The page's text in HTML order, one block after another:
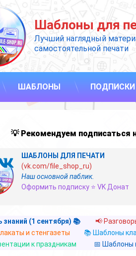
Шаблоны для
Лучший наглядный
самостоятельной печати
ШАБЛОНЫ ПОДПИСКИ
💡 Рекомендуем подписаться
ШАБЛОНЫ ДЛЯ ПЕЧАТИ
(vk.com/file_shop_ru)
Наш основной паблик.
Оформить подписку ⭐ VK Донат
знаний (1 сентября) 📚 📢
и стенгазеты
📚 Шаблоны
к праздникам
📅 Шаблоны